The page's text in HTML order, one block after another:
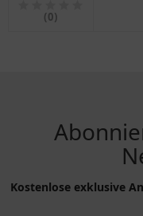
Bosch ID
1412298
(0)
Kostenlose exklusive